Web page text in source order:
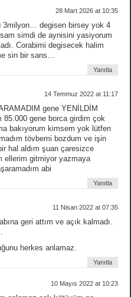
28 Mart 2026 at 10:35
3milyon… degisen birsey yok 4
simdi de aynisini yasiyorum
Corabimi degisecek halim
sin bir sans…
Yanıtla
14 Temmuz 2022 at 11:17
gene YENİLDİM
85.000 gene borca girdim çok
bakıyorum kimsem yok lütfen
tövbemi bozdum ve işin
hal aldım şuan çaresizce
ellerim gitmiyor yazmaya
abi
Yanıtla
11 Nisan 2022 at 07:35
geri attım ve açık kalmadı.
herkes anlamaz.
Yanıtla
10 Mayıs 2022 at 10:23